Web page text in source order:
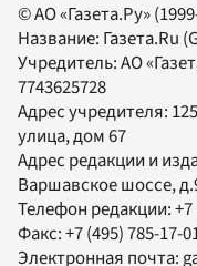
© АО «Газета.Ру»
Название: Газета.Ru
Учредитель:АО
7743625728
Адрес учредителя:
улица, дом 67
Адрес редакции и
Варшавское шоссе,
Телефон редакции:
Факс:+7 (495) 785-17-
Электронная почта: